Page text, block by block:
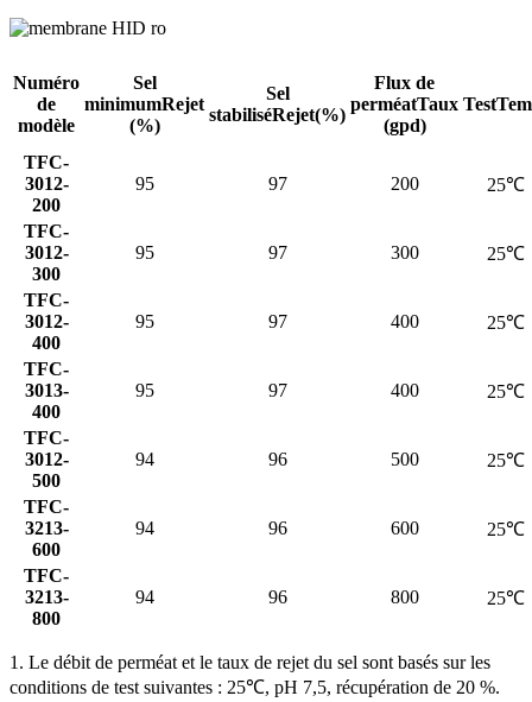
Numéro
de
modèle
Sel
minimumRejet
(%)
Sel
stabiliséRejet(%)
Flux de
perméatTaux
(gpd)
TFC-
3012-
200
95 97 200 25℃
TFC-
3012-
300
95 97 300 25℃
TFC-
3012-
400
95 97 400 25℃
TFC-
3013-
400
95 97 400 25℃
TFC-
3012-
500
94 96 500 25℃
TFC-
3213-
600
94 96 600 25℃
TFC-
3213-
800
94 96 800 25℃
1. Le débit de perméat et le taux de rejet du sel sont basés sur les
conditions de test suivantes : 25℃, pH 7,5, récupération de 20 %.